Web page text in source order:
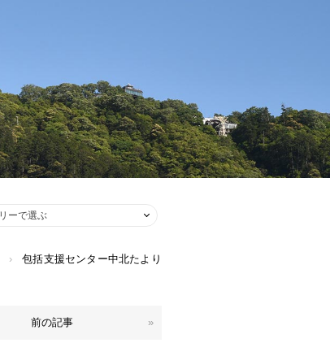
›
包括支援センター中北たより
前の記事 »